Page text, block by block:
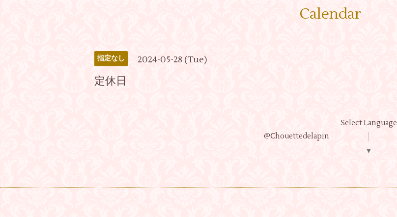
Calendar
指定なし 2024-05-28 (Tue)
定休日
@Ⅽhouettedelapin
Select Language
▼